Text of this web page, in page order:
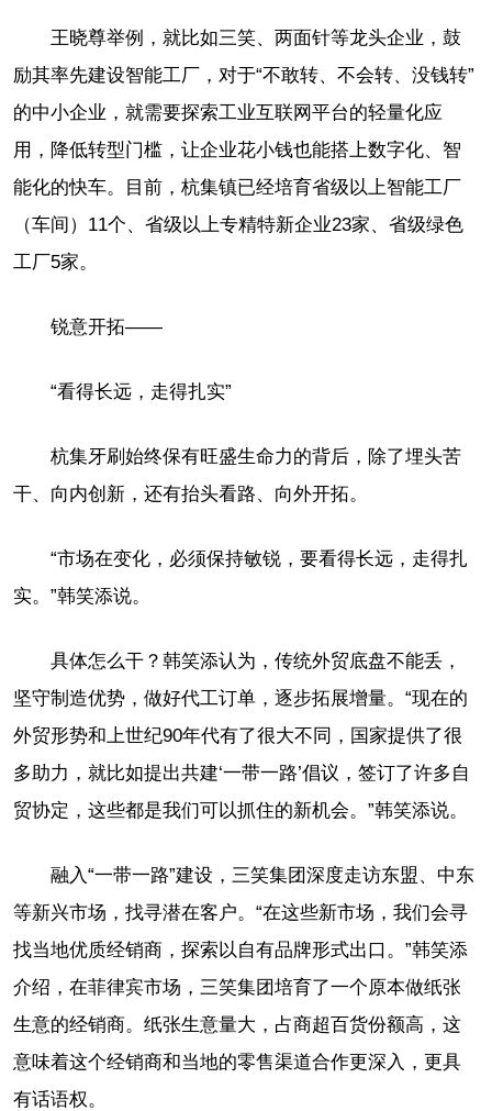
王晓尊举例，就比如三笑、两面针等龙头企业，鼓
励其率先建设智能工厂，对于“不敢转、不会转、没钱转”
的中小企业，就需要探索工业互联网平台的轻量化应
用，降低转型门槛，让企业花小钱也能搭上数字化、智
能化的快车。目前，杭集镇已经培育省级以上智能工厂
（车间）11个、省级以上专精特新企业23家、省级绿色
工厂5家。
锐意开拓——
“看得长远，走得扎实”
杭集牙刷始终保有旺盛生命力的背后，除了埋头苦
干、向内创新，还有抬头看路、向外开拓。
“市场在变化，必须保持敏锐，要看得长远，走得扎
实。”韩笑添说。
具体怎么干？韩笑添认为，传统外贸底盘不能丢，
坚守制造优势，做好代工订单，逐步拓展增量。“现在的
外贸形势和上世纪90年代有了很大不同，国家提供了很
多助力，就比如提出共建‘一带一路’倡议，签订了许多自
贸协定，这些都是我们可以抓住的新机会。”韩笑添说。
融入“一带一路”建设，三笑集团深度走访东盟、中东
等新兴市场，找寻潜在客户。“在这些新市场，我们会寻
找当地优质经销商，探索以自有品牌形式出口。”韩笑添
介绍，在菲律宾市场，三笑集团培育了一个原本做纸张
生意的经销商。纸张生意量大，占商超百货份额高，这
意味着这个经销商和当地的零售渠道合作更深入，更具
有话语权。